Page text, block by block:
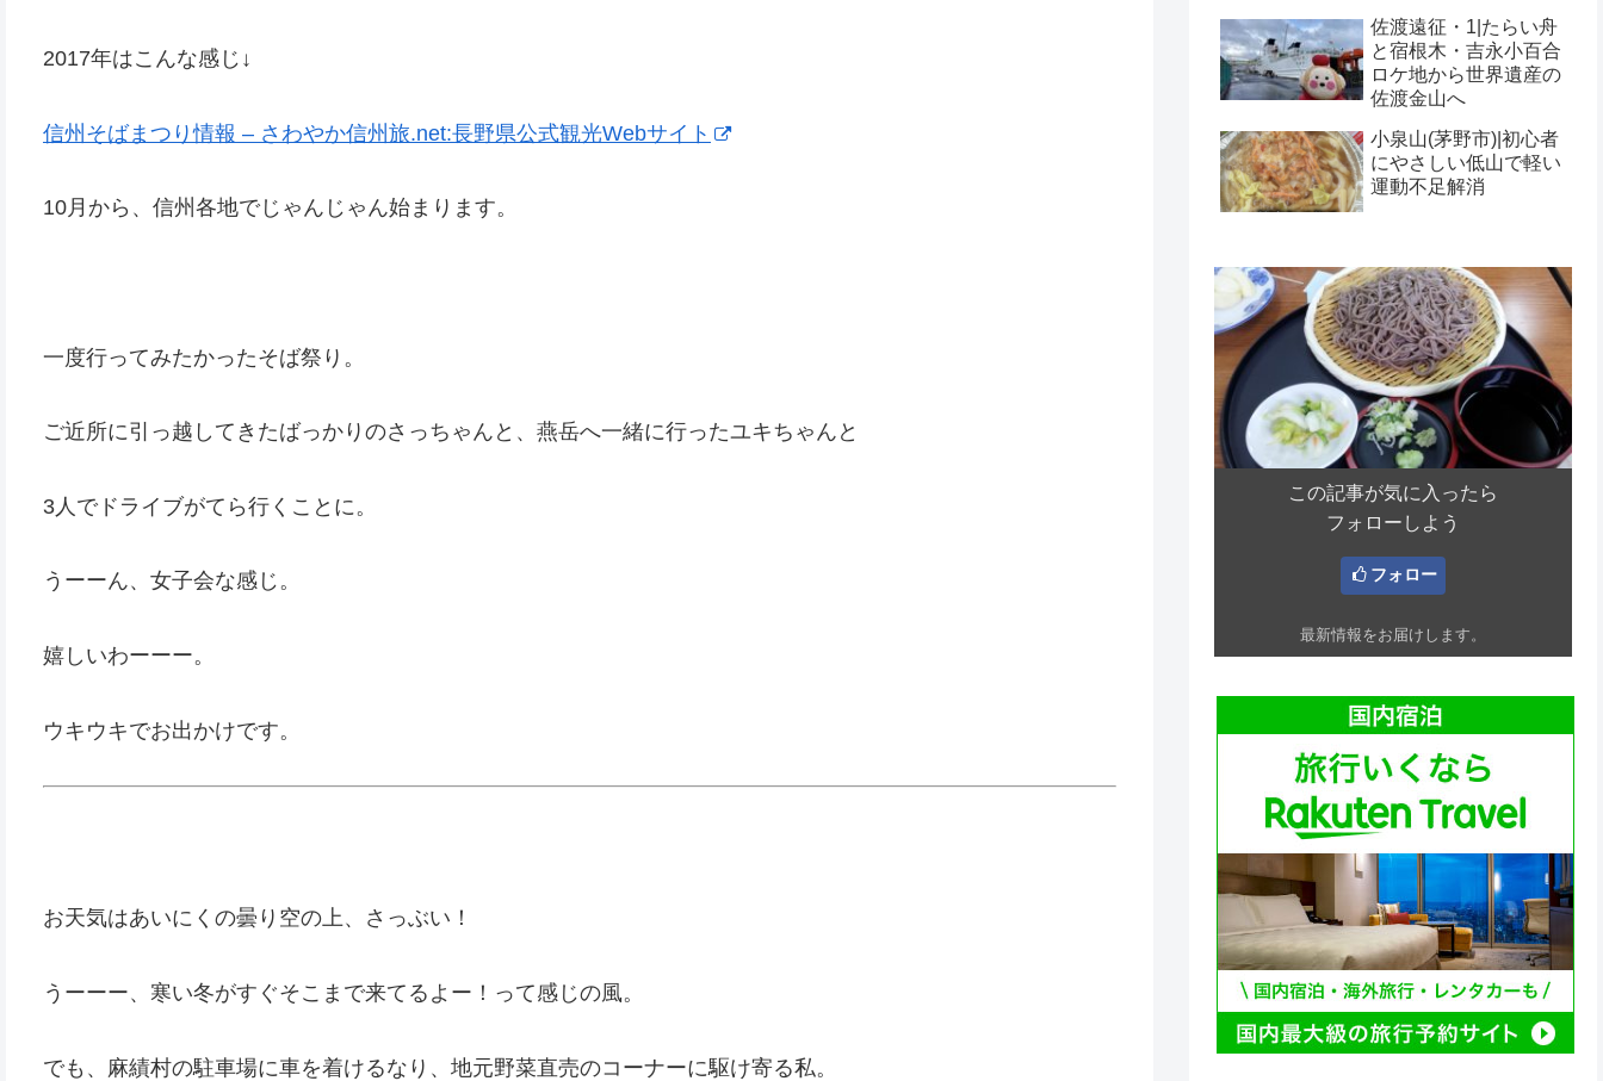
2017年はこんな感じ↓
信州そばまつり情報 – さわやか信州旅.net:長野県公式観光Webサイト
10月から、信州各地でじゃんじゃん始まります。
一度行ってみたかったそば祭り。
ご近所に引っ越してきたばっかりのさっちゃんと、燕岳へ一緒に行ったユキちゃんと
3人でドライブがてら行くことに。
うーーん、女子会な感じ。
嬉しいわーーー。
ウキウキでお出かけです。
お天気はあいにくの曇り空の上、さっぶい！
うーーー、寒い冬がすぐそこまで来てるよー！って感じの風。
でも、麻績村の駐車場に車を着けるなり、地元野菜直売のコーナーに駆け寄る私。
佐渡遠征・1|たらい舟
と宿根木・吉永小百合
ロケ地から世界遺産の
佐渡金山へ
小泉山(茅野市)|初心者
にやさしい低山で軽い
運動不足解消
この記事が気に入ったら
フォローしよう
フォロー
最新情報をお届けします。